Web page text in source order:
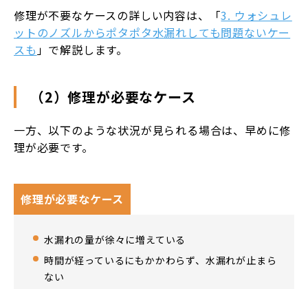
修理が不要なケースの詳しい内容は、「3. ウォシュレ
ットのノズルからポタポタ水漏れしても問題ないケー
スも 」で解説します。
（2）修理が必要なケース
一方、以下のような状況が見られる場合は、早めに修
理が必要です。
修理が必要なケース
水漏れの量が徐々に増えている
時間が経っているにもかかわらず、水漏れが止まら
ない